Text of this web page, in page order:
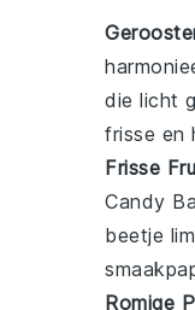
die licht
frisse en
Frisse
Candy
beetje
Romige